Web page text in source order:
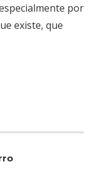
por
existe, que